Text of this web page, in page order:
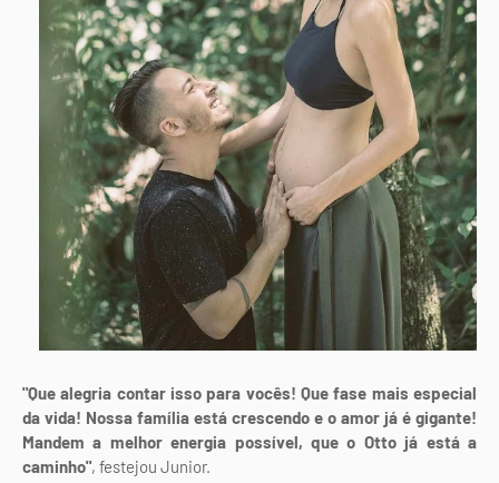
"Que alegria contar isso para vocês! Que fase mais especial
da vida! Nossa família está crescendo e o amor já é gigante!
Mandem a melhor energia possível, que o Otto já está a
caminho", festejou Junior.